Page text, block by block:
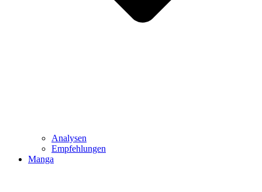
Analysen
Empfehlungen
Manga